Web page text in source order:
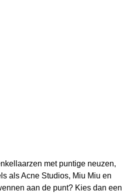
met puntige neuzen,
als Acne Studios, Miu Miu en
aan de punt? Kies dan een